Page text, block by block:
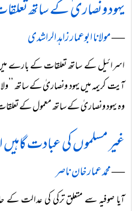
یہود ونصاری ٰ کے ساتھ
―مولانا ابوعمار زاہد الراشدی
اسرائیل کے ساتھ تعلقات کے بارے
آیت کریمہ میں یہود ونصاریٰ کے ساتھ
وہ یہود ونصاریٰ کے ساتھ معمول کے
غیر مسلموں کی عبادت
―محمد عمار خان ناصر
آیا صوفیہ سے متعلق ترکی کی عدالت کے